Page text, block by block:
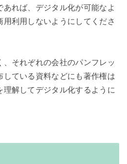
れば、デジタル化が可能なよ
用利用しないようにしてくださ
、それぞれの会社のパンフレッ
している資料などにも著作権は
解してデジタル化するように